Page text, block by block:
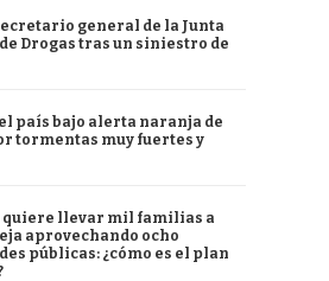
general de la Junta
Drogas tras un siniestro de
país bajo alerta naranja de
tormentas muy fuertes y
quiere llevar mil familias a
aprovechando ocho
públicas: ¿cómo es el plan